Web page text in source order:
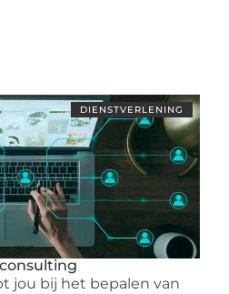
DIENSTVERLENING
jou bij het bepalen van